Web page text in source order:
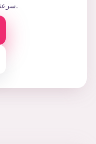
سرعة وجودة عرض رائدة في المجال.